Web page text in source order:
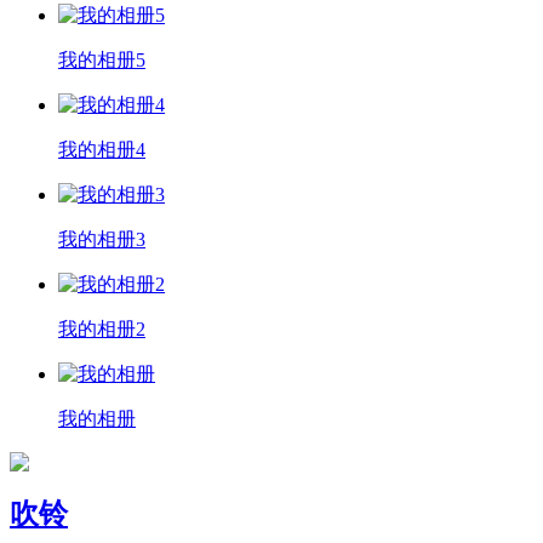
我的相册5
我的相册4
我的相册3
我的相册2
我的相册
吹铃